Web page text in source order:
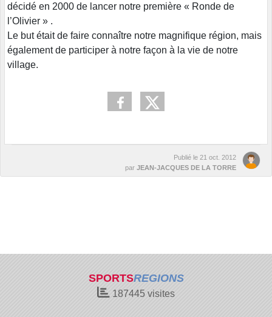
décidé en 2000 de lancer notre première « Ronde de
l’Olivier » .
Le but était de faire connaître notre magnifique région, mais
également de participer à notre façon à la vie de notre
village.
Publié le 21 oct. 2012
par JEAN-JACQUES DE LA TORRE
SPORTSREGIONS
187445 visites